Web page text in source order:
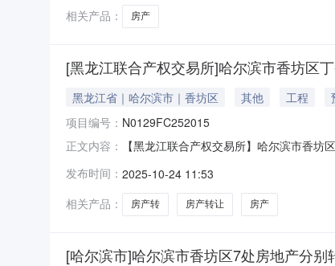
相关产品：
房产
[黑龙江联合产权交易所]哈尔滨市香坊区
黑龙江省｜哈尔滨市｜香坊区 其他 工程
项目编号： N0129FC252015
正文内容：
【黑龙江联合产权交易所】哈尔滨市香
文链接
发布时间： 2025-10-24 11:53
相关产品：
房产转 房产转让 房产
[哈尔滨市]哈尔滨市香坊区7处房地产分别